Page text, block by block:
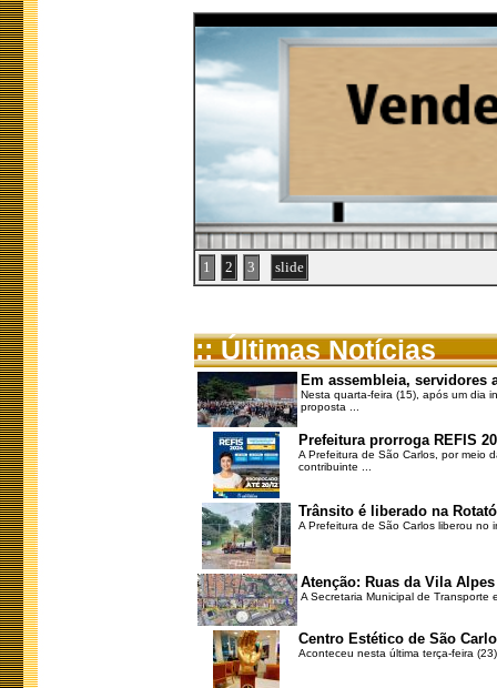
1 2 3 slide
:: Últimas Notícias
Em assembleia, servidores
Nesta quarta-feira (15), após um dia
proposta ...
Prefeitura prorroga REFIS
A Prefeitura de São Carlos, por meio
contribuinte ...
Trânsito é liberado na
A Prefeitura de São Carlos liberou
Atenção: Ruas da Vila
A Secretaria Municipal de Transporte
Centro Estético de São
Aconteceu nesta última terça-feira